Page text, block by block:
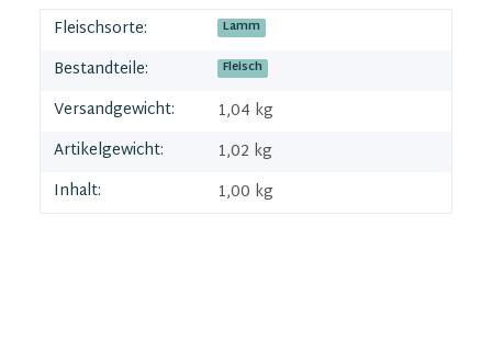
Fleischsorte: Lamm
Bestandteile: Fleisch
Versandgewicht:
1,04 kg
Artikelgewicht:
1,02 kg
Inhalt:
1,00 kg